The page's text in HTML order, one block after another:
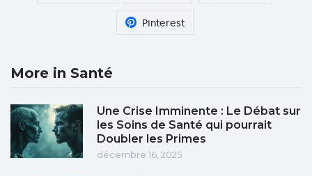
Pinterest
More in Santé
Une Crise Imminente : Le Débat sur
les Soins de Santé qui pourrait
Doubler les Primes
décembre 16, 2025